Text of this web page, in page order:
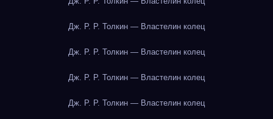
Дж. Р. Р. Толкин — Властелин колец
Дж. Р. Р. Толкин — Властелин колец
Дж. Р. Р. Толкин — Властелин колец
Дж. Р. Р. Толкин — Властелин колец